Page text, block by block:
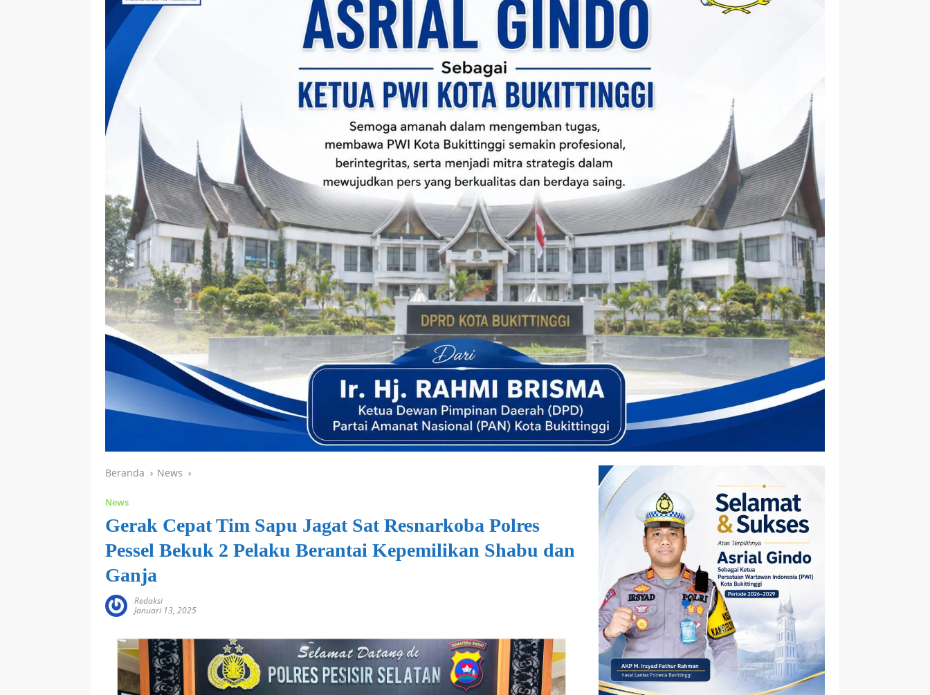
Beranda News
News
Gerak Cepat Tim Sapu Jagat Sat Resnarkoba Polres
Pessel Bekuk 2 Pelaku Berantai Kepemilikan Shabu dan
Ganja
Redaksi
Januari 13, 2025